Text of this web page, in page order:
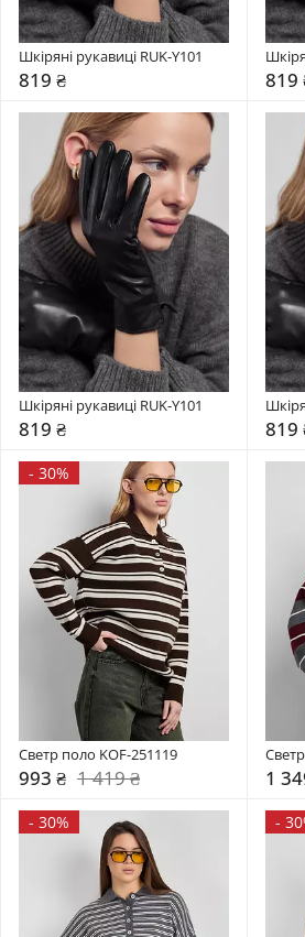
Шкіряні рукавиці RUK-Y101
819 ₴ 819
Шкіряні рукавиці RUK-Y101
819 ₴ 819
- 30%
Светр поло KOF-251119
993 ₴ 1 419 ₴ 1
- 30% -